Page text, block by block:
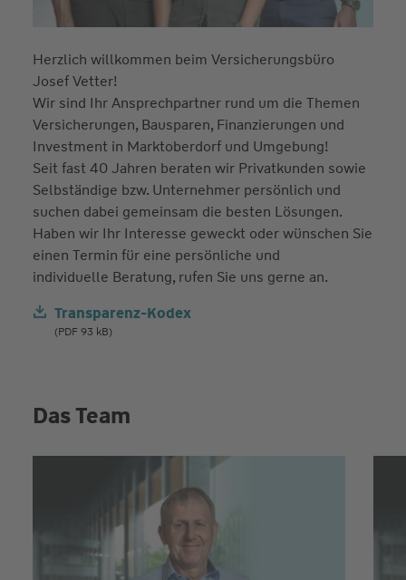
Herzlich willkommen beim Versicherungsbüro
Josef Vetter!
Wir sind Ihr Ansprechpartner rund um die Themen
Versicherungen, Bausparen, Finanzierungen und
Investment in Marktoberdorf und Umgebung!
Seit fast 40 Jahren beraten wir Privatkunden sowie
Selbständige bzw. Unternehmer persönlich und
suchen dabei gemeinsam die besten Lösungen.
Haben wir Ihr Interesse geweckt oder wünschen Sie
einen Termin für eine persönliche und
individuelle Beratung, rufen Sie uns gerne an.
Transparenz-Kodex
(PDF 93 kB)
Das Team